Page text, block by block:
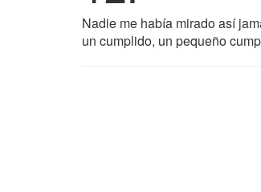
Nadie me había mirado así
un cumplido, un pequeño